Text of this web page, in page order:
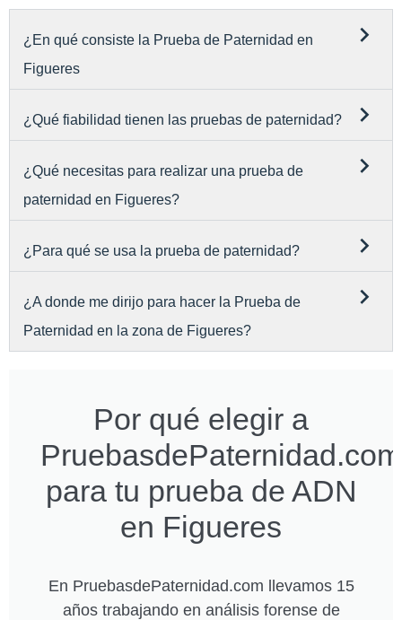
¿En qué consiste la Prueba de Paternidad en
Figueres
¿Qué fiabilidad tienen las pruebas de paternidad?
¿Qué necesitas para realizar una prueba de
paternidad en Figueres?
¿Para qué se usa la prueba de paternidad?
¿A donde me dirijo para hacer la Prueba de
Paternidad en la zona de Figueres?
Por qué elegir a
PruebasdePaternidad.com
para tu prueba de ADN
en Figueres
En PruebasdePaternidad.com llevamos 15
años trabajando en análisis forense de